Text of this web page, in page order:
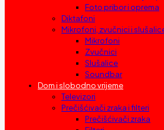
Foto pribor i oprema
Diktafoni
Mikrofoni, zvučnici i
Mikrofoni
Zvučnici
Slušalice
Soundbar
Dom i slobodno vrijeme
Televizori
Prečišćivači zraka i filteri
Prečišćivači zraka